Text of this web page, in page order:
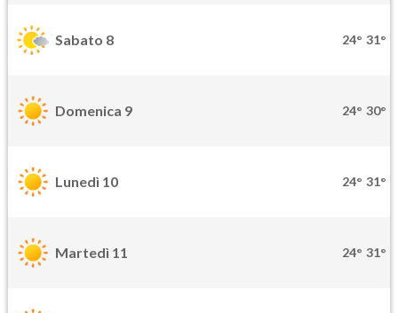
Sabato 8 24° 31°
Domenica 9 24° 30°
Lunedì 10 24° 31°
Martedì 11 24° 31°